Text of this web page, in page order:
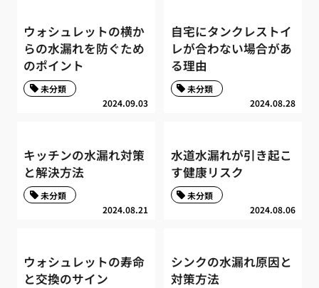
ウォシュレットの横か
らの水漏れを防ぐため
のポイント
2024.09.03
未分類
自宅にタンクレストイ
レが合わない場合があ
る理由
2024.08.28
未分類
キッチンの水漏れ対策
と解決方法
2024.08.21
未分類
水道水漏れが引き起こ
す健康リスク
2024.08.06
未分類
ウォシュレットの寿命
と交換のサイン
シンクの水漏れ原因と
対策方法